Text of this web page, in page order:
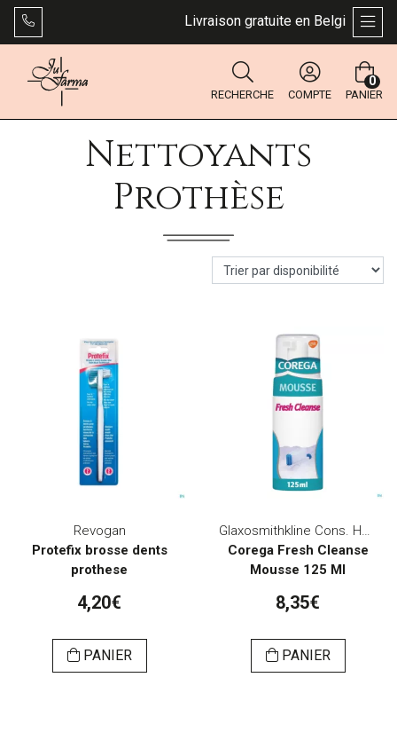
Livraison gratuite en Belgique
RECHERCHE COMPTE PANIER
0
Nettoyants
Prothèse
Revogan
Protefix brosse dents
prothese
4,20€
PANIER
Glaxosmithkline Cons. Healthcare
Corega Fresh Cleanse
Mousse 125 Ml
8,35€
PANIER